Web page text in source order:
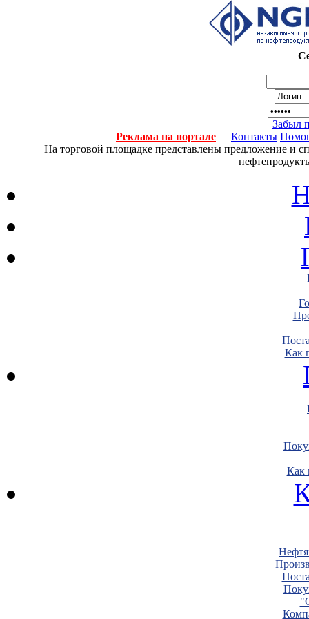
Забыл
Реклама на портале
Контакты
На торговой площадке представлены предложение и
Как
Как